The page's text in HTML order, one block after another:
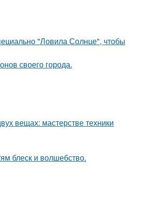
"Ловила Солнце", чтобы
своего города.
вещах: мастерстве техники
блеск и волшебство.